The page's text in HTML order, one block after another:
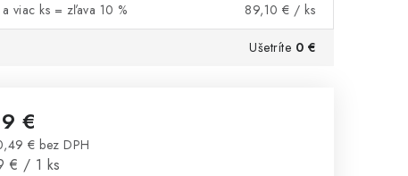
viac ks = zľava 10 % 89,10 € / ks
Ušetríte 0 €
€
€ bez DPH
cena:
€ / 1 ks